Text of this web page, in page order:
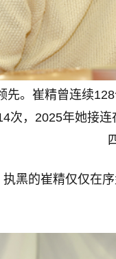
。崔精曾连续
次，2025年她接
黑的崔精仅仅在